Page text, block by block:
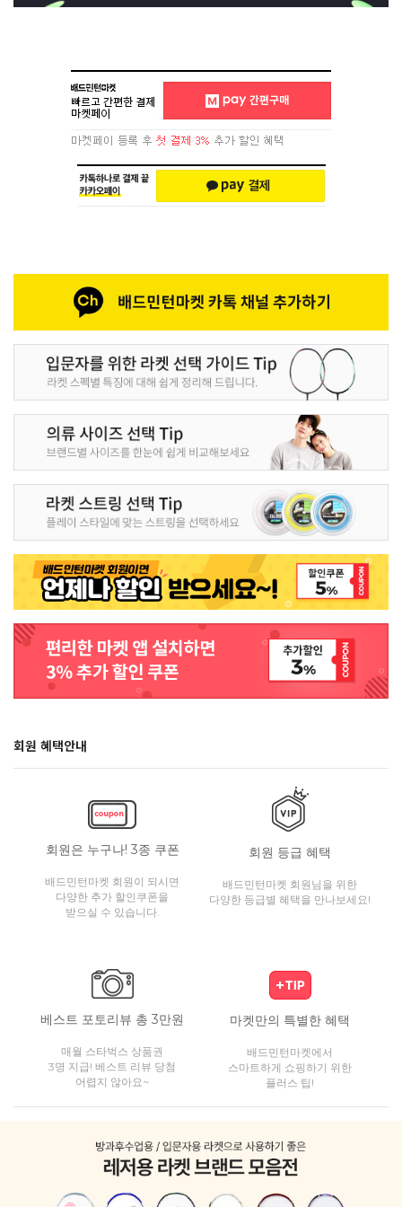
회원 혜택안내
회원은 누구나! 3종 쿠폰
배드민턴마켓 회원이 되시면
다양한 추가 할인쿠폰을
받으실 수 있습니다.
회원 등급 혜택
배드민턴마켓 회원님을 위한
다양한 등급별 혜택을 만나보세요!
베스트 포토리뷰 총 3만원
매월 스타벅스 상품권
3명 지급! 베스트 리뷰 당첨
어렵지 않아요~
마켓만의 특별한 혜택
배드민턴마켓에서
스마트하게 쇼핑하기 위한
플러스 팁!